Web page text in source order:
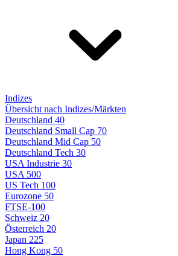
Indizes
Übersicht nach Indizes/Märkten
Deutschland 40
Deutschland Small Cap 70
Deutschland Mid Cap 50
Deutschland Tech 30
USA Industrie 30
USA 500
US Tech 100
Eurozone 50
FTSE-100
Schweiz 20
Österreich 20
Japan 225
Hong Kong 50